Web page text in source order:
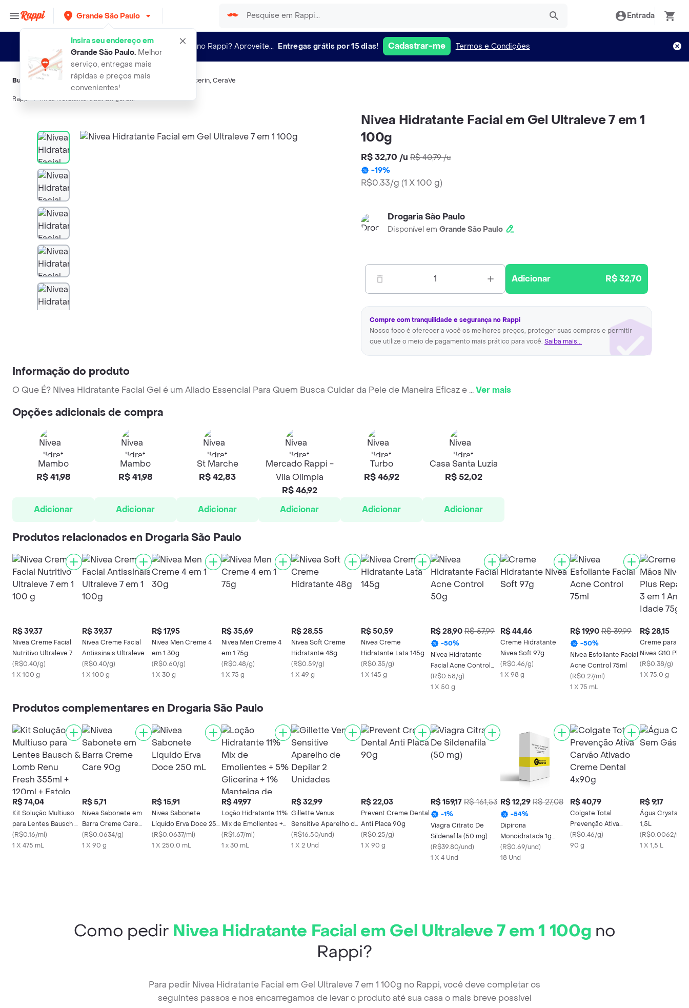
Grande São Paulo
Insira seu endereço em
Grande São Paulo.Melhor
serviço, entregas mais
rápidas e preços mais
convenientes!
Entrada
Novo no Rappi? Aproveite... Entregas grátis por 15 dias! Cadastrar-me Termos e Condições
Buscas relacionadas:Hidratantes faciais, Nivea Eucerin, CeraVe
Rappi nivea hidratante facial em gel ultr
Nivea Hidratante Facial em Gel Ultraleve 7 em 1
100g
R$ 32,70 /u R$ 40,79/u
-19%
R$0.33/g (1 X 100 g)
Drogaria São Paulo
Disponível em Grande São Paulo
1 Adicionar R$ 32,70
Compre com tranquilidade e segurança no Rappi
Nosso foco é oferecer a você os melhores preços, proteger suas compras e permitir
que utilize o meio de pagamento mais prático para você. Saiba mais...
Informação do produto
O Que É? Nivea Hidratante Facial Gel é um Aliado Essencial Para Quem Busca Cuidar da Pele de Maneira Eficaz e ...Ver mais
Opções adicionais de compra
Mambo
R$ 41,98
Adicionar
Mambo
R$ 41,98
Adicionar
St Marche
R$ 42,83
Adicionar
Mercado Rappi -
Vila Olimpia
R$ 46,92
Adicionar
Turbo
R$ 46,92
Adicionar
Casa Santa Luzia
R$ 52,02
Adicionar
Produtos relacionados en Drogaria São Paulo
R$ 39,37
Nivea Creme Facial
Nutritivo Ultraleve 7
em 1 100 g
(R$0.40/g)
1 X 100 g
R$ 39,37
Nivea Creme Facial
Antissinais Ultraleve 7
em 1 100g
(R$0.40/g)
1 X 100 g
R$ 17,95
Nivea Men Creme 4
em 1 30g
(R$0.60/g)
1 X 30 g
R$ 35,69
Nivea Men Creme 4
em 1 75g
(R$0.48/g)
1 X 75 g
R$ 28,55
Nivea Soft Creme
Hidratante 48g
(R$0.59/g)
1 X 49 g
R$ 50,59
Nivea Creme
Hidratante Lata 145g
(R$0.35/g)
1 X 145 g
R$ 28,90 R$ 57,99
-50%
Nivea Hidratante
Facial Acne Control
50g
(R$0.58/g)
1 X 50 g
R$ 44,46
Creme Hidratante
Nivea Soft 97g
(R$0.46/g)
1 X 98 g
R$ 19,90 R$ 39,99
-50%
Nivea Esfoliante Facial
Acne Control 75ml
(R$0.27/ml)
1 X 75 mL
R$ 28,15
Creme para
Nivea Q10 Plus
Reparação 3
Anti-Idade 75g
(R$0.38/g)
1 X 75.0 g
Produtos complementares en Drogaria São Paulo
R$ 74,04
Kit Solução Multiuso
para Lentes Bausch &
Lomb Renu Fresh
355ml + 120ml +
(R$0.16/ml)
1 X 475 mL
R$ 5,71
Nivea Sabonete em
Barra Creme Care
90g
(R$0.0634/g)
1 X 90 g
R$ 15,91
Nivea Sabonete
Líquido Erva Doce 250
mL
(R$0.0637/ml)
1 X 250.0 mL
R$ 49,97
Loção Hidratante 11%
Mix de Emolientes +
5% Glicerina + 1%
Manteiga de Abacate
(R$1.67/ml)
1 x 30 mL
R$ 32,99
Gillette Venus
Sensitive Aparelho de
Depilar 2 Unidades
(R$16.50/und)
1 X 2 Und
R$ 22,03
Prevent Creme Dental
Anti Placa 90g
(R$0.25/g)
1 X 90 g
R$ 159,17 R$ 161,53
-1%
Viagra Citrato De
Sildenafila (50 mg)
(R$39.80/und)
1 X 4 Und
R$ 12,29 R$ 27,08
-54%
Dipirona
Monoidratada 1g
Cimed Genérico 10
Comprimidos
(R$0.69/und)
18 Und
R$ 40,79
Colgate Total
Prevenção Ativa
Carvão Ativado Creme
Dental 4x90g
(R$0.46/g)
90 g
R$ 9,17
Água Crystal
1,5L
(R$0.0062/ml
1 X 1,5 L
Como pedir Nivea Hidratante Facial em Gel Ultraleve 7 em 1 100g no
Rappi?
Para pedir Nivea Hidratante Facial em Gel Ultraleve 7 em 1 100g no Rappi, você deve completar os
seguintes passos e nos encarregamos de levar o produto até sua casa o mais breve possível